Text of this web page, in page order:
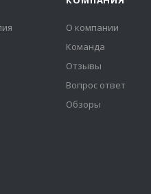
О компании
Команда
Отзывы
Вопрос ответ
Обзоры